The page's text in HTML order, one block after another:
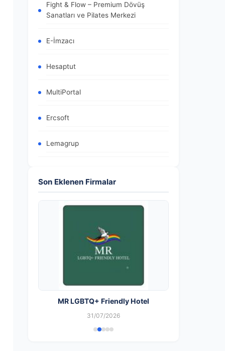
Fight & Flow – Premium Dövüş
Sanatları ve Pilates Merkezi
E-İmzacı
Hesaptut
MultiPortal
Ercsoft
Lemagrup
Son Eklenen Firmalar
MR LGBTQ+ Friendly Hotel
31/07/2026